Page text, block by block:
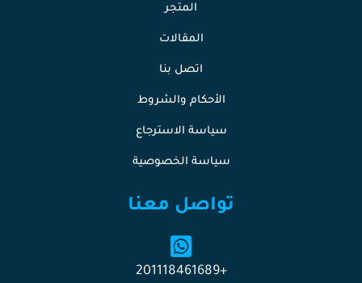
المتجر
المقالات
اتصل بنا
الأحكام والشروط
سياسة الاسترجاع
سياسة الخصوصية
تواصل معنا
+201118461689